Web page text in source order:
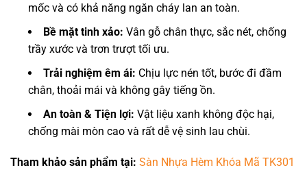
mốc và có khả năng ngăn cháy lan an toàn.
Bề mặt tinh xảo: Vân gỗ chân thực, sắc nét, chống
trầy xước và trơn trượt tối ưu.
Trải nghiệm êm ái: Chịu lực nén tốt, bước đi đầm
chân, thoải mái và không gây tiếng ồn.
An toàn & Tiện lợi: Vật liệu xanh không độc hại,
chống mài mòn cao và rất dễ vệ sinh lau chùi.
Tham khảo sản phẩm tại: Sàn Nhựa Hèm Khóa Mã TK301